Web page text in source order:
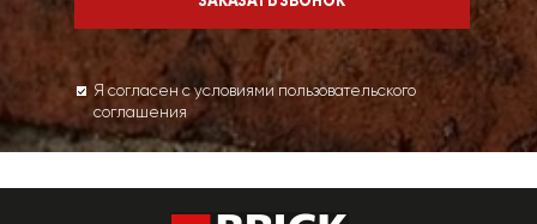
Я согласен с условиями пользовательского
соглашения